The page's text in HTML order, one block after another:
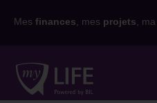
Mes finances , mes projets , ma